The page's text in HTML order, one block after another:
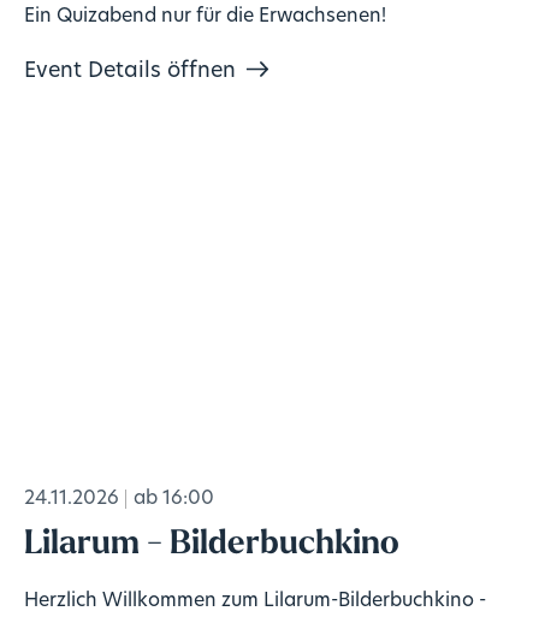
Ein Quizabend nur für die Erwachsenen!
Event Details öffnen
24.11.2026 ab 16:00
Lilarum - Bilderbuchkino
Herzlich Willkommen zum Lilarum-Bilderbuchkino -